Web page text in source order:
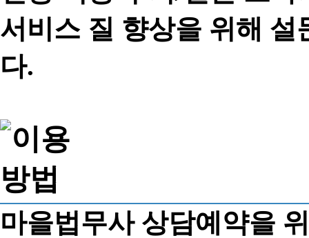
서비스 질 향상을 위해
다.
마을법무사 상담예약을